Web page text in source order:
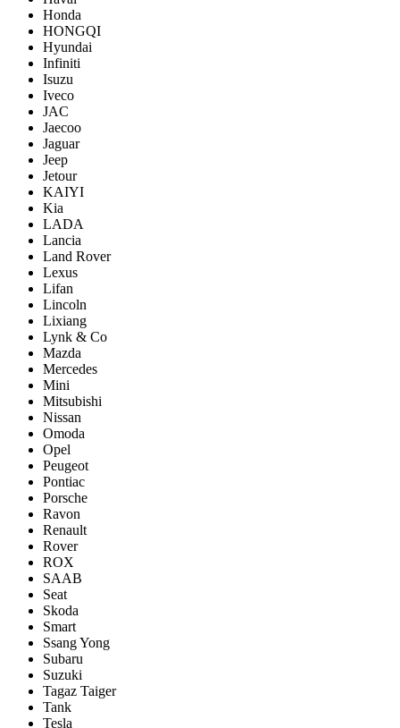
Honda
HONGQI
Hyundai
Infiniti
Isuzu
Iveco
JAC
Jaecoo
Jaguar
Jeep
Jetour
KAIYI
Kia
LADA
Lancia
Land Rover
Lexus
Lifan
Lincoln
Lixiang
Lynk & Co
Mazda
Mercedes
Mini
Mitsubishi
Nissan
Omoda
Opel
Peugeot
Pontiac
Porsсhe
Ravon
Renault
Rover
ROX
SAAB
Seat
Skoda
Smart
Ssang Yong
Subaru
Suzuki
Tagaz Taiger
Tank
Tesla